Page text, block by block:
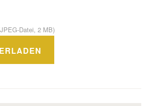
Datei, 2 MB)